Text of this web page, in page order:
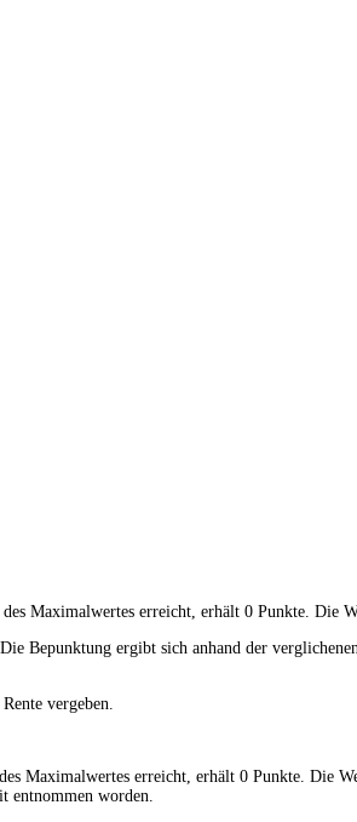
erreicht, erhält 0 Punkte. Die
Bepunktung ergibt sich anhand der
vergeben.
erreicht, erhält 0 Punkte. Die
entnommen worden.